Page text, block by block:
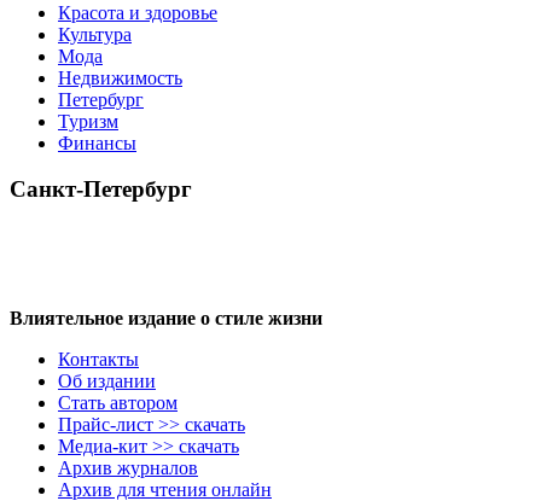
Красота и здоровье
Культура
Мода
Недвижимость
Петербург
Туризм
Финансы
Санкт-Петербург
Влиятельное издание о стиле жизни
Контакты
Об издании
Стать автором
Прайс-лист >> скачать
Медиа-кит >> скачать
Архив журналов
Архив для чтения онлайн